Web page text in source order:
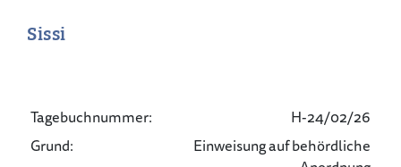
Sissi
Tagebuchnummer:
H-24/02/26
Grund:
Einweisung auf behördliche